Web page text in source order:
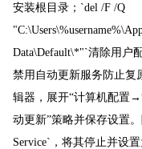
安装根目录；`del /F /Q
Data\Default\*"`清除用户
禁用自动更新服务防止复
辑器，展开“计算机配置→
动更新”策略并保存设置。
Service`，将其停止并设置